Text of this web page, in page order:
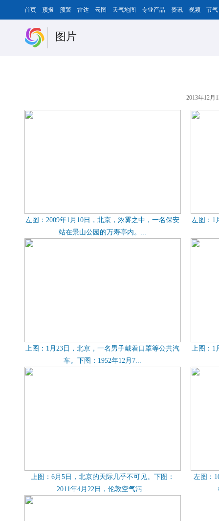
首页 预报 预警 雷达 云图 天气地图 专业产品 资讯 视频 节气
图片
2013年12月
左图：2009年1月10日，北京，浓雾之中，一名保安
站在景山公园的万寿亭内。...
左图：1
上图：1月23日，北京，一名男子戴着口罩等公共汽
车。下图：1952年12月7...
上图：1
上图：6月5日，北京的天际几乎不可见。下图：
2011年4月22日，伦敦空气污...
左图：